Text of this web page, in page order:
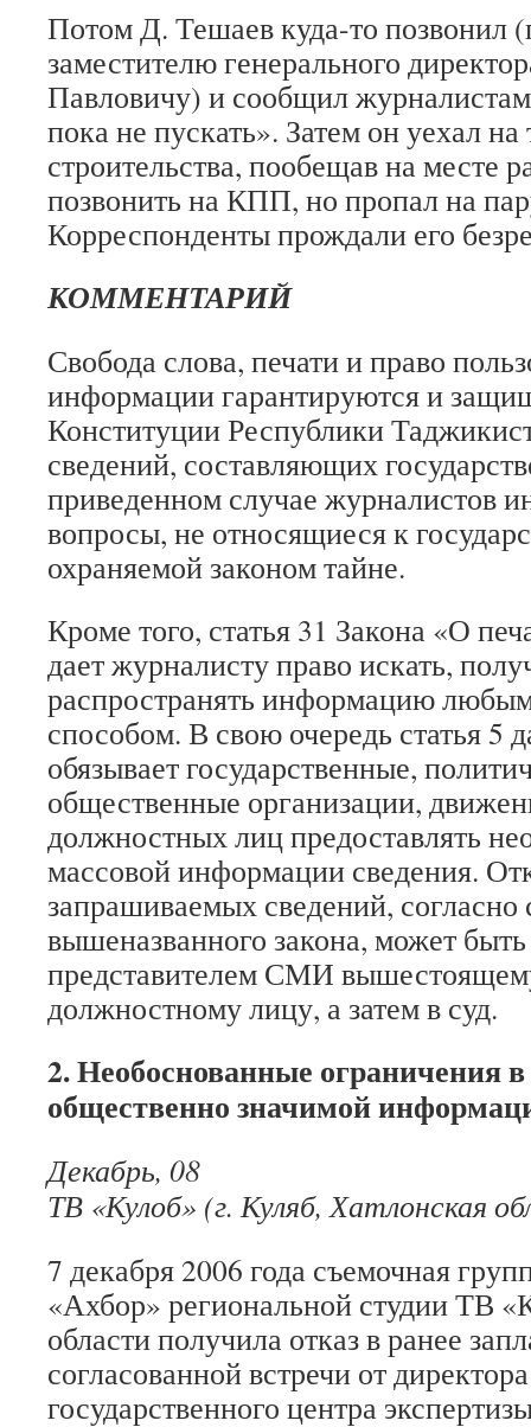
Потом Д. Тешаев куда-то позвонил
заместителю генерального
Павловичу) и сообщил
пока не пускать». Затем он уехал
строительства, пообещав на месте
позвонить на КПП, но пропал на
Корреспонденты прождали его
КОММЕНТАРИЙ
Свобода слова, печати и право
информации гарантируются и
Конституции Республики
сведений, составляющих
приведенном случае журналистов
вопросы, не относящиеся к
охраняемой законом тайне.
Кроме того, статья 31 Закона «О
дает журналисту право искать,
распространять информацию
способом. В свою очередь статья 5
обязывает государственные,
общественные организации,
должностных лиц предоставлять
массовой информации сведения.
запрашиваемых сведений, согласно
вышеназванного закона, может
представителем СМИ
должностному лицу, а затем в суд.
2. Необоснованные ограничения
общественно значимой
Декабрь, 08
ТВ «Кулоб» (г. Куляб, Хатлонская
7 декабря 2006 года съемочная
«Ахбор» региональной студии ТВ
области получила отказ в ранее
согласованной встречи от
государственного центра